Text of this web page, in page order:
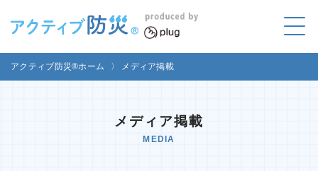
アクティブ防災とは?
アクティブ防災®ホーム 〉 メディア掲載
メディア掲載
MEDIA